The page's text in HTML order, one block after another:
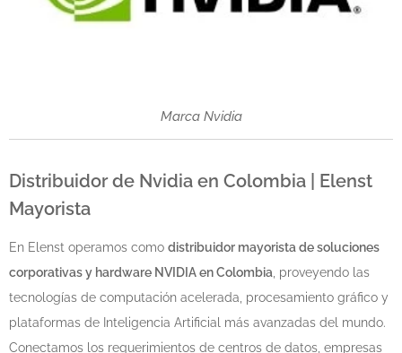
Marca Nvidia
Distribuidor de Nvidia en Colombia | Elenst
Mayorista
En Elenst operamos como distribuidor mayorista de soluciones
corporativas y hardware NVIDIA en Colombia , proveyendo las
tecnologías de computación acelerada, procesamiento gráfico y
plataformas de Inteligencia Artificial más avanzadas del mundo.
Conectamos los requerimientos de centros de datos, empresas